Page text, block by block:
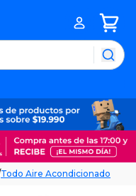
Todo Aire Acondicionado